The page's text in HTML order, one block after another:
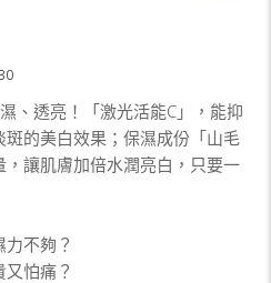
、透亮！「激光活能C」，能抑
的美白效果；保濕成份「山毛
讓肌膚加倍水潤亮白，只要一
不夠？
怕痛？